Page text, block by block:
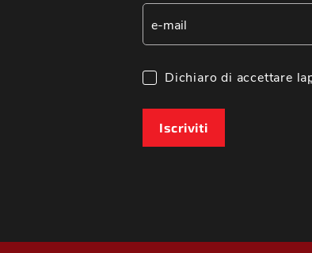
Dichiaro di accettare la
Iscriviti